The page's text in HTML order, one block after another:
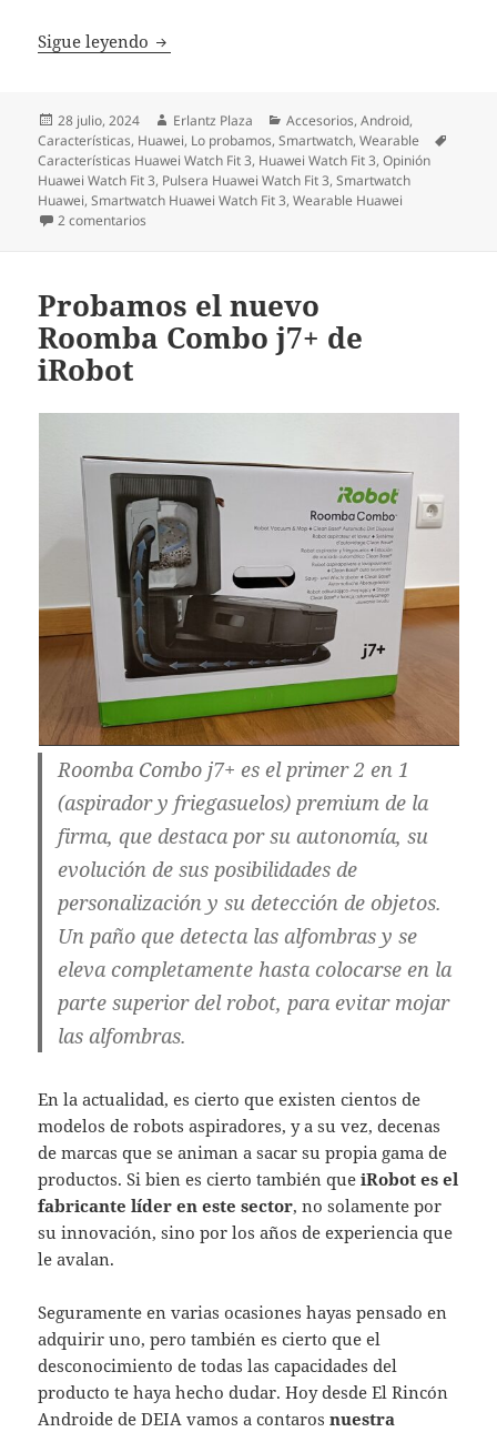
Sigue leyendo PROBAMOS EL NUEVO HUAWEI WATCH
Publicado
el
28 julio, 2024 Autor
Erlantz Plaza Categorías
Accesorios,Android,
Características, Huawei, Lo probamos,Smartwatch,Wearable
Características Huawei Watch Fit 3, Huawei Watch Fit 3,Opinión
Huawei Watch Fit 3, Pulsera Huawei Watch Fit 3,Smartwatch
Huawei,Smartwatch Huawei Watch Fit 3,Wearable Huawei
2 comentarios
Probamos el nuevo
Roomba Combo j7+ de
iRobot
Roomba Combo j7+ es el primer 2 en 1
(aspirador y friegasuelos) premium de la
firma, que destaca por su autonomía, su
evolución de sus posibilidades de
personalización y su detección de objetos.
Un paño que detecta las alfombras y se
eleva completamente hasta colocarse en la
parte superior del robot, para evitar mojar
las alfombras.
En la actualidad, es cierto que existen cientos de
modelos de robots aspiradores, y a su vez, decenas
de marcas que se animan a sacar su propia gama de
productos. Si bien es cierto también queiRobot es el
fabricante líder en este sector, no solamente por
su innovación, sino por los años de experiencia que
le avalan.
Seguramente en varias ocasiones hayas pensado en
adquirir uno, pero también es cierto que el
desconocimiento de todas las capacidades del
producto te haya hecho dudar. Hoy desde El Rincón
Androide de DEIA vamos a contarosnuestra